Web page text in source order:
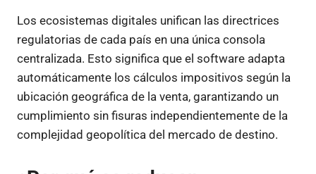
Los ecosistemas digitales unifican las directrices
regulatorias de cada país en una única consola
centralizada. Esto significa que el software adapta
automáticamente los cálculos impositivos según la
ubicación geográfica de la venta, garantizando un
cumplimiento sin fisuras independientemente de la
complejidad geopolítica del mercado de destino.